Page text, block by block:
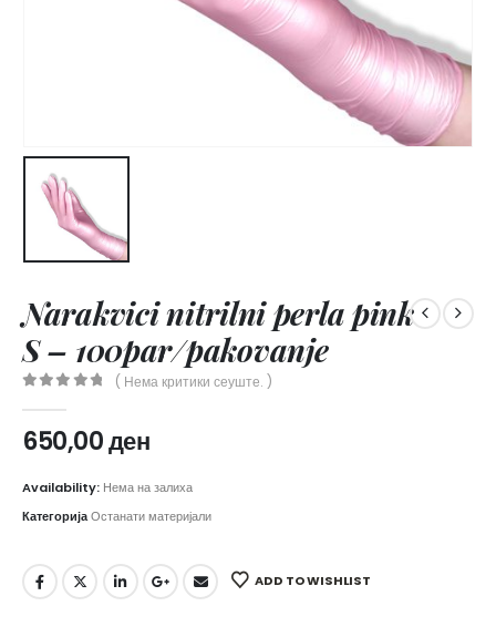
Narakvici nitrilni perla pink
S – 100par/pakovanje
( Нема критики сеуште. )
650,00ден
Availability: Нема на залиха
КатегоријаОстанати материјали
ADD TO WISHLIST